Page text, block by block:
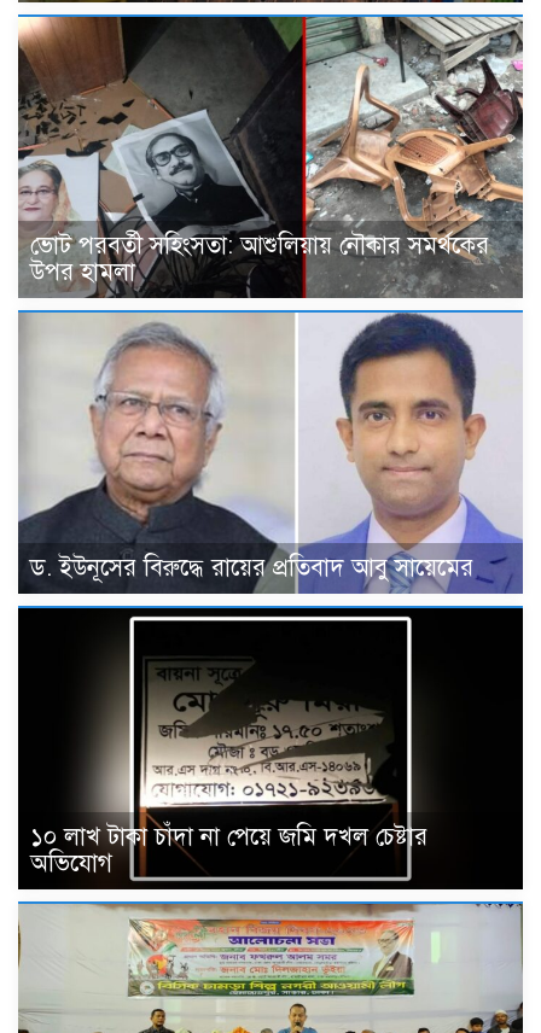
ভোট পরবর্তী সহিংসতা: আশুলিয়ায় নৌকার সমর্থকের
উপর হামলা
ড. ইউনূসের বিরুদ্ধে রায়ের প্রতিবাদ আবু সায়েমের
১০ লাখ টাকা চাঁদা না পেয়ে জমি দখল চেষ্টার
অভিযোগ